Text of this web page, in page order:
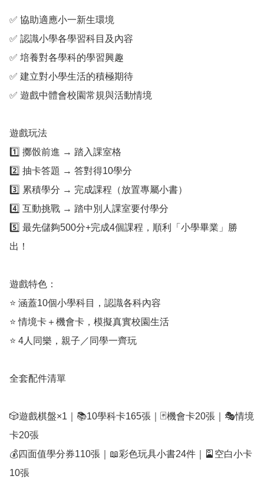
✅ 協助適應小一新生環境
✅ 認識小學各學習科目及內容
✅ 培養對各學科的學習興趣
✅ 建立對小學生活的積極期待
✅ 遊戲中體會校園常規與活動情境
遊戲玩法
1️⃣ 擲骰前進 → 踏入課室格
2️⃣ 抽卡答題 → 答對得10學分
3️⃣ 累積學分 → 完成課程（放置專屬小書）
4️⃣ 互動挑戰 → 踏中別人課室要付學分
5️⃣ 最先儲夠500分+完成4個課程，順利「小學畢業」勝
出！
遊戲特色：
⭐ 涵蓋10個小學科目，認識各科內容
⭐ 情境卡＋機會卡，模擬真實校園生活
⭐ 4人同樂，親子／同學一齊玩
全套配件清單
🎲遊戲棋盤×1｜📚10學科卡165張｜🃏機會卡20張｜🎭情境
卡20張
💰四面值學分券110張｜📖彩色玩具小書24件｜🎴空白小卡
10張